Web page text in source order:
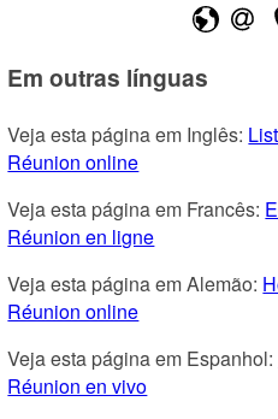
Em outras línguas
Veja esta página em Inglês:
Réunion online
Veja esta página em Francês:
Réunion en ligne
Veja esta página em Alemão:
Réunion online
Veja esta página em Espanhol:
Réunion en vivo